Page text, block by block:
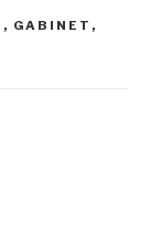
, GABINET ,